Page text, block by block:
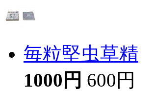
毎粒堅虫草精
1000円 600円